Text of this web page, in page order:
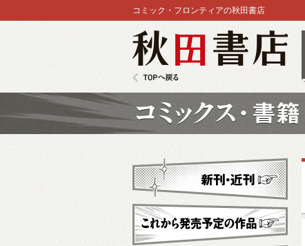
コミック・フロンティアの秋田書店
新刊・近刊